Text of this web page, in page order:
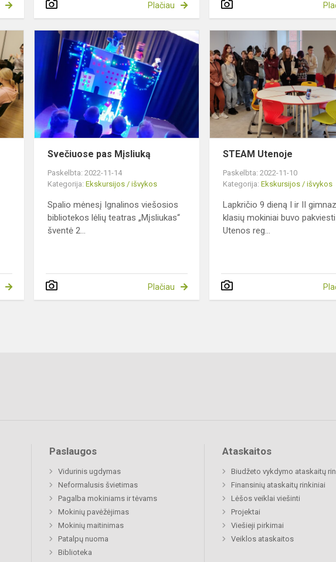
Plačiau
Technologijų
pamokos
Ignalinos
krašto
muziejuje
Svečiuose
pas
Mįsliuką
Svečiuose pas Mįsliuką
Paskelbta: 2022-11-14
Kategorija:Ekskursijos / išvykos
Spalio mėnesį Ignalinos viešosios
bibliotekos lėlių teatras „Mįsliukas“
šventė 2...
Plačiau
STEAM Utenoje
Paskelbta: 2022-11-10
Kategorija:Ekskursijos / išvykos
Lapkričio 9 dieną I ir II
klasių mokiniai buvo
Utenos reg...
Paslaugos
Vidurinis ugdymas
Neformalusis švietimas
Pagalba mokiniams ir tėvams
Mokinių pavėžėjimas
Mokinių maitinimas
Patalpų nuoma
Biblioteka
Ataskaitos
Biudžeto vykdymo ataskaitų
Finansinių ataskaitų rinkiniai
Lėšos veiklai viešinti
Projektai
Viešieji pirkimai
Veiklos ataskaitos